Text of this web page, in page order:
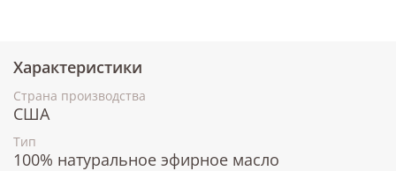
Характеристики
Страна производства
США
Тип
100% натуральное эфирное масло